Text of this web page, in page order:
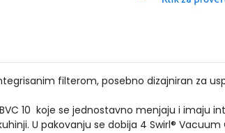
filterom, posebno dizajniran za
10 koje se jednostavno menjaju i imaju
U pakovanju se dobija 4 Swirl® Vacuum